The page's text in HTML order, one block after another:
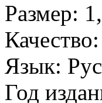
Размер:
Качество:
Язык:
Год